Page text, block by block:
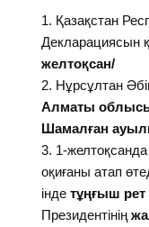
Қазақстан
Декларациясын
желтоқсан/
Нұрсұлтан
Алматы
Шамалған
1-желтоқсанда
оқиғаны атап
інде тұңғыш рет
Президентінің